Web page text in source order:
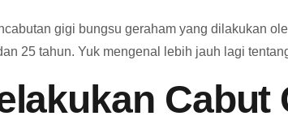
gigi bungsu geraham yang dilakukan
25 tahun. Yuk mengenal lebih jauh lagi
Cabut